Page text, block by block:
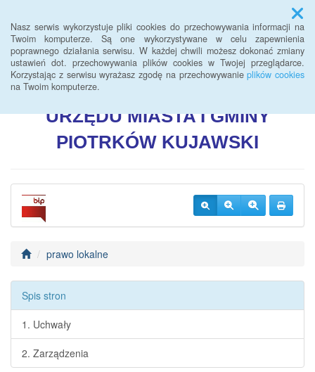
Nasz serwis wykorzystuje pliki cookies do przechowywania informacji na
Twoim komputerze. Są one wykorzystywane w celu zapewnienia
poprawnego działania serwisu. W każdej chwili możesz dokonać zmiany
ustawień dot. przechowywania plików cookies w Twojej przeglądarce.
Korzystając z serwisu wyrażasz zgodę na przechowywanieplików cookies
na Twoim komputerze.
Menu
BIULETYN INFORMACJI
URZĘDUMIASTA I GMINY
PIOTRKÓW KUJAWSKI
prawo lokalne
Spis stron
1. Uchwały
2. Zarządzenia